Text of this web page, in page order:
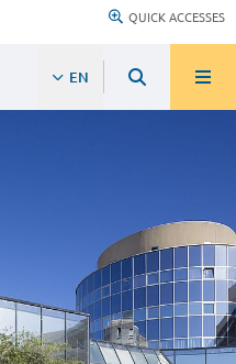
QUICK ACCESSES
EN